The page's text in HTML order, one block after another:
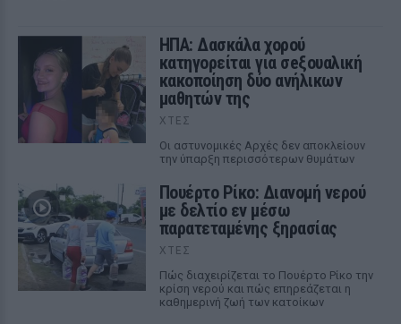
ΗΠΑ: Δασκάλα χορού
κατηγορείται για σeξουαλική
κακοποίηση δύο ανήλικων
μαθητών της
ΧΤΕΣ
Οι αστυνομικές Αρχές δεν αποκλείουν
την ύπαρξη περισσότερων θυμάτων
Πουέρτο Ρίκο: Διανομή νερού
με δελτίο εν μέσω
παρατεταμένης ξηρασίας
ΧΤΕΣ
Πώς διαχειρίζεται το Πουέρτο Ρίκο την
κρίση νερού και πώς επηρεάζεται η
καθημερινή ζωή των κατοίκων